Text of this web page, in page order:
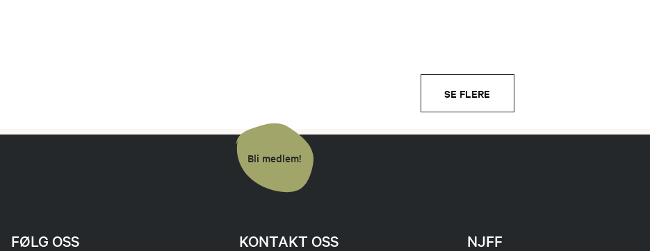
SE FLERE
Bli medlem!
KONTAKT OSS NJFF
FØLG OSS